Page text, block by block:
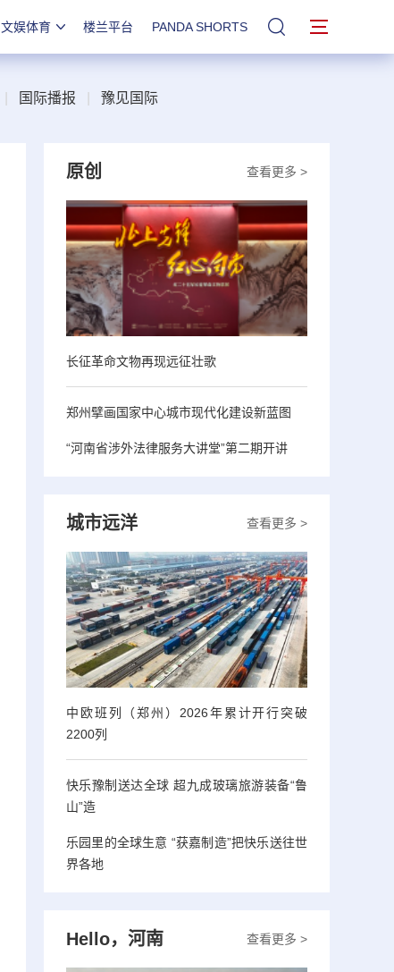
文娱体育 楼兰平台 PANDA SHORTS 站内搜索
国际播报 豫见国际
查看更多 >
原创
长征革命文物再现远征壮歌
郑州擘画国家中心城市现代化建设新蓝图
“河南省涉外法律服务大讲堂”第二期开讲
查看更多 >
城市远洋
中欧班列（郑州）2026年累计开行突破
2200列
快乐豫制送达全球 超九成玻璃旅游装备“鲁
山”造
乐园里的全球生意 “获嘉制造”把快乐送往世
界各地
查看更多 >
Hello，河南